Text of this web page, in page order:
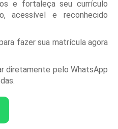
e fortaleça seu currículo
acessível e reconhecido
fazer sua matrícula agora
diretamente pelo WhatsApp